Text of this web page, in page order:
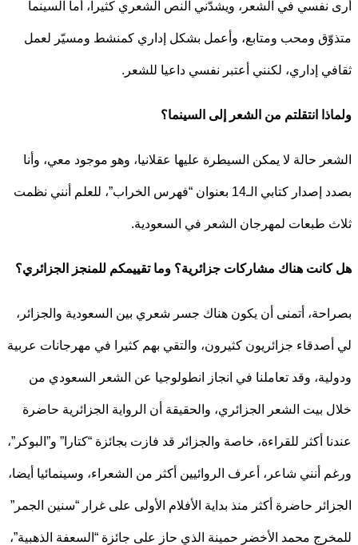
نفسي في الشعر، ويشدّني النص الشعري كثيرا، أما السينما
ومحب ومتابع، وأعمل بشكل إداري كمنشط ومسيّر لعمل
إداري، لكنني أعتبر نفسي داعيا للشعر.
انتقلتم من الشعر إلى السينما؟
حالة لا يمكن السيطرة عليها عقلانيا، وهو موجود معي، وأنا
بصدد إصدار كتابي الـ14 بعنوان “فهرس الخراب”، للعلم أنني نظمت
طبعات لمهرجان الشعر في السعودية.
هناك مشاركات جزائرية؟ وما تقييمكم للمنجز الجزائري؟
أتمنى أن يكون هناك جسر شعري بين السعودية والجزائر،
جزائريون كثيرون، والتقي بهم كثيرا في مهرجانات عربية
وقد تعاملنا في انجاز انطولوجيا عن الشعر السعودي من
بيت الشعر الجزائري، والحقيقة أن الرواية الجزائرية حاضرة
أكثر للقراءة، خاصة والجزائر قد فازت بجائزة “كتارا” و”البوكر”،
أنني شاعر، أعرف الروائيين أكثر من الشعراء، وسينمائيا أيضا،
حاضرة أكثر منذ بداية الأفلام الأولى على غرار “سنين الجمر”
محمد الأخضر حمينة الذي حاز على جائزة “السعفة الذهبية”،